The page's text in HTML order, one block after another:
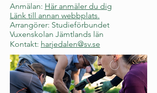
Anmälan: Här anmäler du dig
Länk till annan webbplats.
Arrangörer: Studieförbundet
Vuxenskolan Jämtlands län
Kontakt: harjedalen@sv.se